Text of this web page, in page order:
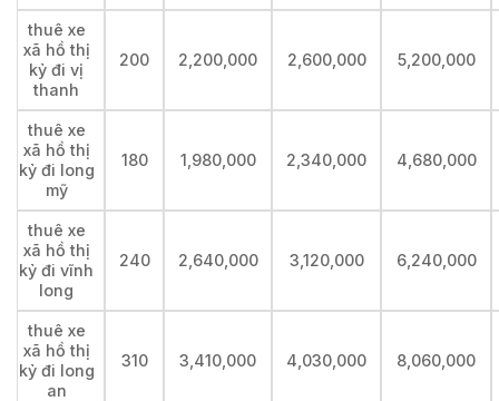
thuê xe
xã hồ thị
kỷ đi vị
thanh
200 2,200,000 2,600,000 5,200,000
thuê xe
xã hồ thị
kỷ đi long
mỹ
180 1,980,000 2,340,000 4,680,000
thuê xe
xã hồ thị
kỷ đi vĩnh
long
240 2,640,000 3,120,000 6,240,000
thuê xe
xã hồ thị
kỷ đi long
an
310 3,410,000 4,030,000 8,060,000